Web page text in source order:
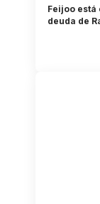
Feijoo está
deuda de